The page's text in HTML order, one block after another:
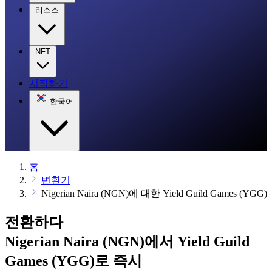
리소스
NFT
시작하기
한국어
홈
변환기
Nigerian Naira (NGN)에 대한 Yield Guild Games (YGG)
전환하다
Nigerian Naira (NGN)에서 Yield Guild
Games (YGG)로 즉시